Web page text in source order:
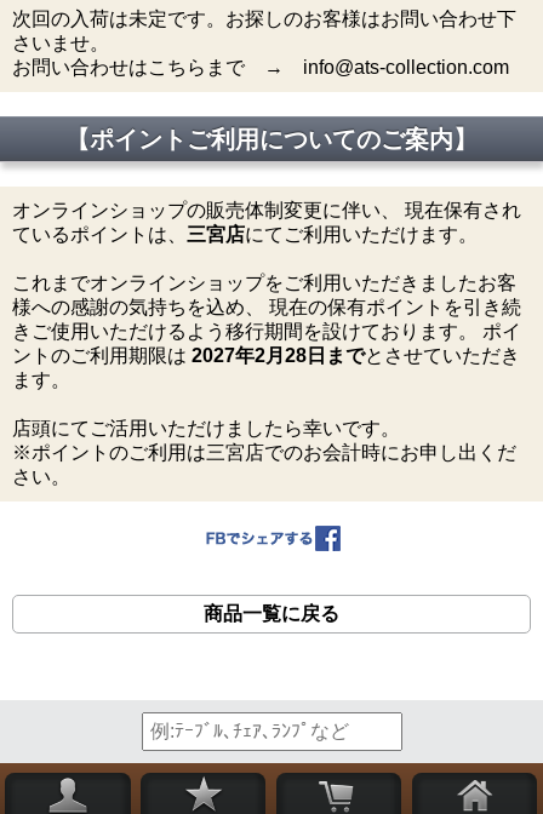
次回の入荷は未定です。お探しのお客様はお問い合わせ下
さいませ。
お問い合わせはこちらまで → info@ats-collection.com
【ポイントご利用についてのご案内】
オンラインショップの販売体制変更に伴い、 現在保有され
ているポイントは、 三宮店にてご利用いただけます。
これまでオンラインショップをご利用いただきましたお客
様への感謝の気持ちを込め、 現在の保有ポイントを引き続
きご使用いただけるよう移行期間を設けております。 ポイ
ントのご利用期限は 2027年2月28日までとさせていただき
ます。
店頭にてご活用いただけましたら幸いです。
※ポイントのご利用は三宮店でのお会計時にお申し出くだ
さい。
商品一覧に戻る